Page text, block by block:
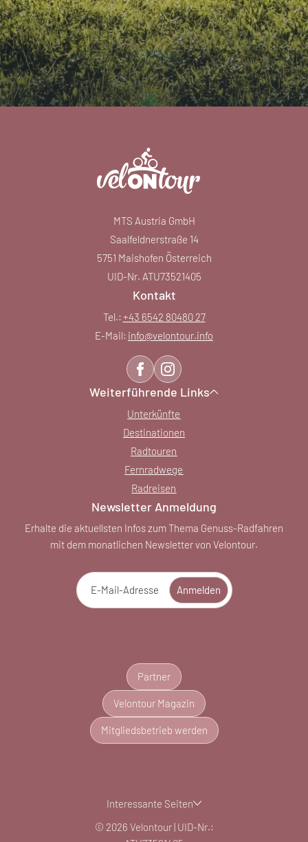
MTS Austria GmbH
Saalfeldnerstraße 14
5751 Maishofen Österreich
UID-Nr. ATU73521405
Kontakt
Tel.: +43 6542 80480 27
E-Mail: info@velontour.info
Weiterführende Links
Unterkünfte
Destinationen
Radtouren
Fernradwege
Radreisen
Newsletter Anmeldung
Erhalte die aktuellsten Infos zum Thema Genuss-Radfahren
mit dem monatlichen Newsletter von Velontour.
E-Mail-Adresse Anmelden
Partner
Velontour Magazin
Mitgliedsbetrieb werden
Interessante Seiten
© 2026 Velontour| UID-Nr.: